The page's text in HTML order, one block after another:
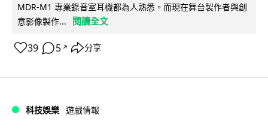
MDR-M1 專業錄音室耳機都為人熟悉。而現在舞台製作者與創
意影像製作...
閱讀全文
39 5 ↗ 分享
科技娛樂 遊戲情報